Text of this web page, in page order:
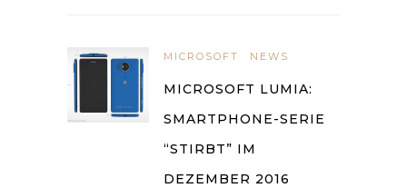
MICROSOFT NEWS
MICROSOFT LUMIA:
SMARTPHONE-SERIE
“STIRBT” IM
DEZEMBER 2016